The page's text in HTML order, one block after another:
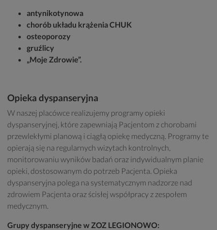
antynikotynowa
chorób układu krążenia CHUK
osteoporozy
gruźlicy
„Moje Zdrowie”.
Opieka dyspanseryjna
W naszej placówce realizujemy programy opieki
dyspanseryjnej, które zapewniają Pacjentom z chorobami
przewlekłymi planową i ciągłą opiekę medyczną. Programy te
opierają się na regularnych wizytach kontrolnych,
monitorowaniu wyników badań oraz indywidualnym planie
opieki, dostosowanym do potrzeb Pacjenta. Opieka
dyspanseryjna polega na systematycznym nadzorze nad
zdrowiem Pacjenta oraz ścisłej współpracy z zespołem
medycznym.
Grupy dyspanseryjne w ZOZ LEGIONOWO: